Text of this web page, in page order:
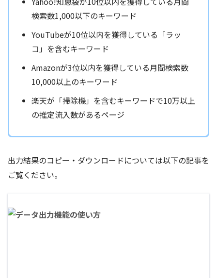
検索数1,000以下のキーワード
YouTubeが10位以内を獲得している「ラッ
コ」を含むキーワード
Amazonが3位以内を獲得している月間検索数
10,000以上のキーワード
楽天が「掃除機」を含むキーワードで10万以上
の推定流入数があるページ
出力結果のコピー・ダウンロードについては以下の記事を
ご覧ください。